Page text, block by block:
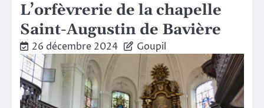
L’orfèvrerie de la chapelle
Saint-Augustin de Bavière
26 décembre 2024 Goupil